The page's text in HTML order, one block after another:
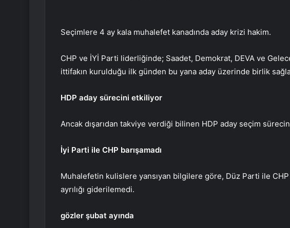
Seçimlere 4 ay kala muhalefet kanadında aday krizi hakim.
CHP ve İYİ Parti liderliğinde; Saadet, Demokrat, DEVA ve
ittifakın kurulduğu ilk günden bu yana aday üzerinde birlik
HDP aday sürecini etkiliyor
Ancak dışarıdan takviye verdiği bilinen HDP aday seçim
İyi Parti ile CHP barışamadı
Muhalefetin kulislere yansıyan bilgilere göre, Düz Parti ile
ayrılığı giderilemedi.
gözler şubat ayında